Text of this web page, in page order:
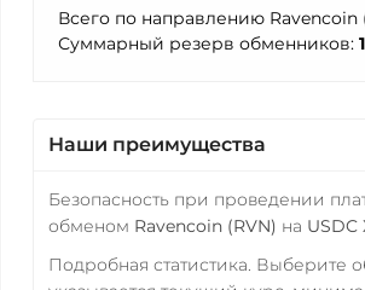
Всего по направлению Ravencoin
Суммарный резерв обменников:
Наши преимущества
Безопасность при проведении
обменом Ravencoin (RVN) на USDC
Подробная статистика.